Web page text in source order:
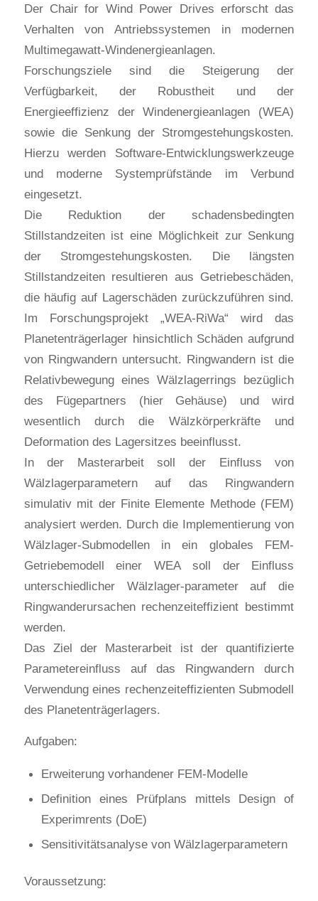
Der Chair for Wind Power Drives erforscht das
Verhalten von Antriebssystemen in modernen
Multimegawatt-Windenergieanlagen.
Forschungsziele sind die Steigerung der
Verfügbarkeit, der Robustheit und der
Energieeffizienz der Windenergieanlagen (WEA)
sowie die Senkung der Stromgestehungskosten.
Hierzu werden Software-Entwicklungswerkzeuge
und moderne Systemprüfstände im Verbund
eingesetzt.
Die Reduktion der schadensbedingten
Stillstandzeiten ist eine Möglichkeit zur Senkung
der Stromgestehungskosten. Die längsten
Stillstandzeiten resultieren aus Getriebeschäden,
die häufig auf Lagerschäden zurückzuführen sind.
Im Forschungsprojekt „WEA-RiWa“ wird das
Planetenträgerlager hinsichtlich Schäden aufgrund
von Ringwandern untersucht. Ringwandern ist die
Relativbewegung eines Wälzlagerrings bezüglich
des Fügepartners (hier Gehäuse) und wird
wesentlich durch die Wälzkörperkräfte und
Deformation des Lagersitzes beeinflusst.
In der Masterarbeit soll der Einfluss von
Wälzlagerparametern auf das Ringwandern
simulativ mit der Finite Elemente Methode (FEM)
analysiert werden. Durch die Implementierung von
Wälzlager-Submodellen in ein globales FEM-
Getriebemodell einer WEA soll der Einfluss
unterschiedlicher Wälzlager-parameter auf die
Ringwanderursachen rechenzeiteffizient bestimmt
werden.
Das Ziel der Masterarbeit ist der quantifizierte
Parametereinfluss auf das Ringwandern durch
Verwendung eines rechenzeiteffizienten Submodell
des Planetenträgerlagers.
Aufgaben:
Erweiterung vorhandener FEM-Modelle
Definition eines Prüfplans mittels Design of
Experimrents (DoE)
Sensitivitätsanalyse von Wälzlagerparametern
Voraussetzung: